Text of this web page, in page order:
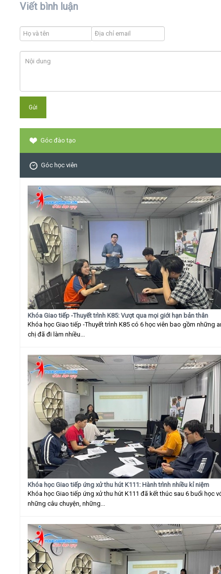
Viết bình luận
Góc đào tạo
Góc học viên
Khóa Giao tiếp -Thuyết trình K85: Vượt qua mọi giới hạn bản thân
Khóa học Giao tiếp -Thuyết trình K85 có 6 học viên bao gồm những
chị đã đi làm nhiều...
Khóa học Giao tiếp ứng xử thu hút K111: Hành trình nhiều kỉ niệm
Khóa học Giao tiếp ứng xử thu hút K111 đã kết thúc sau 6 buổi học
những câu chuyện, những...